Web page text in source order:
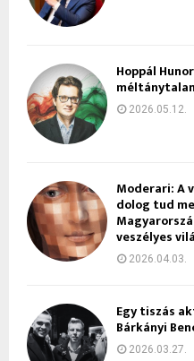
Hoppál
2026.05.12.
Moderari: A
dolog tud
veszélyes
2026.04.03.
Egy tiszás
Bárkányi
2026.03.27.